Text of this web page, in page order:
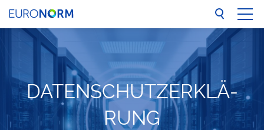
UNTERNEHMEN
LEISTUNGEN
REFERENZEN
DA­TEN­SCHUTZ­ER­KLÄ­
RUNG